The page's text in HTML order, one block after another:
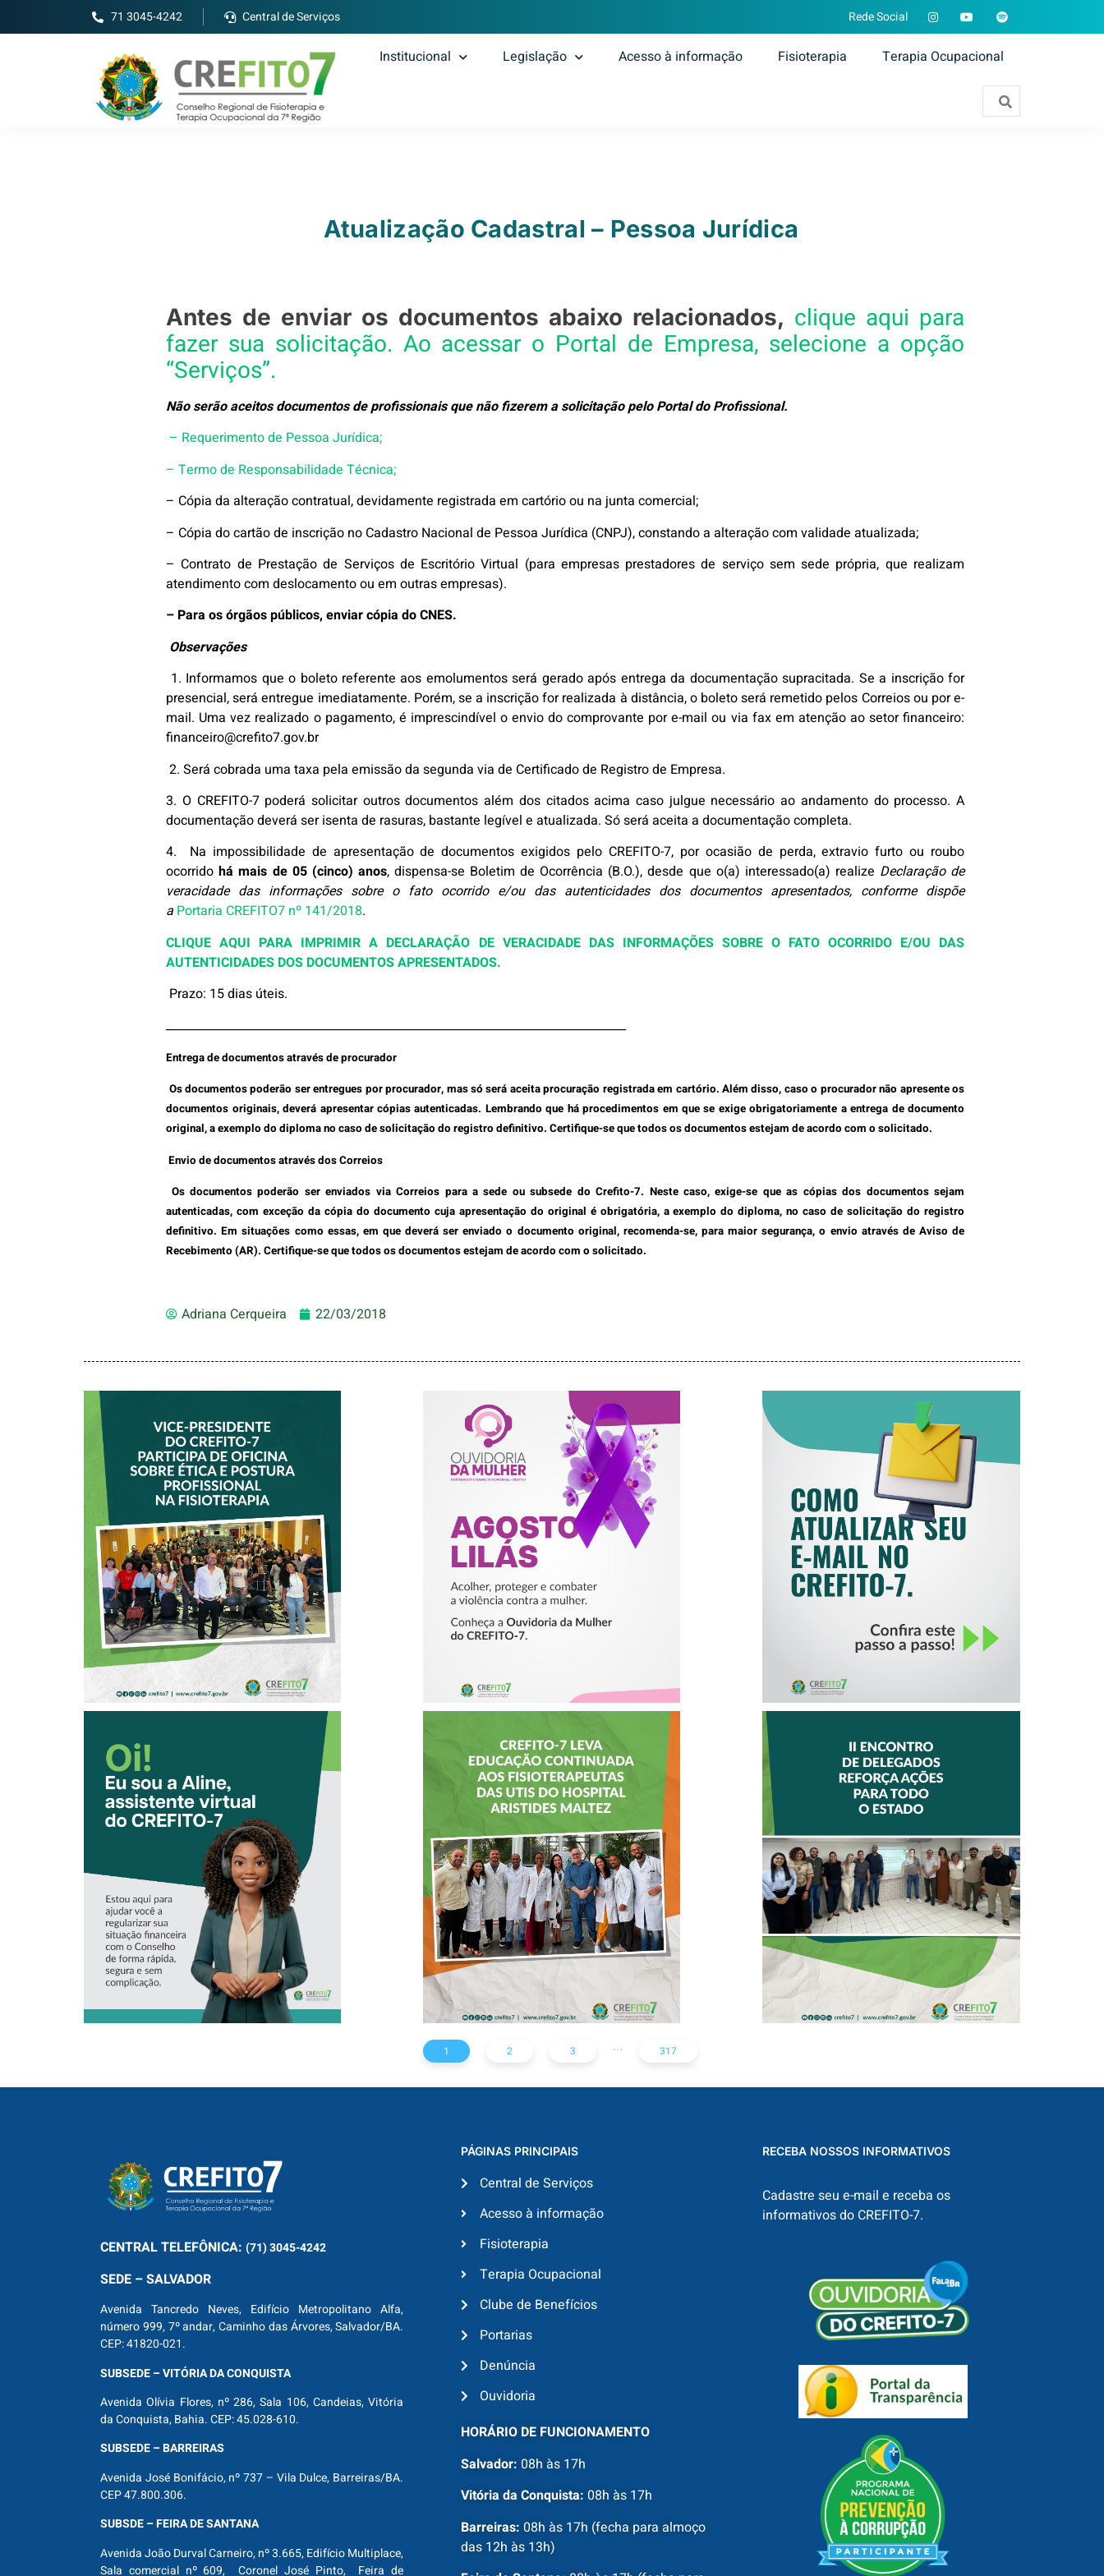
71 3045-4242 Central de Serviços Rede Social
Institucional Legislação Acesso à informação Fisioterapia Terapia Ocupacional
Atualização Cadastral – Pessoa Jurídica
Antes de enviar os documentos abaixo relacionados, clique aqui para
fazer sua solicitação. Ao acessar o Portal de Empresa, selecione a opção
“Serviços”.
Não serão aceitos documentos de profissionais que não fizerem a solicitação pelo Portal do Profissional.
– Requerimento de Pessoa Jurídica;
– Termo de Responsabilidade Técnica;
– Cópia da alteração contratual, devidamente registrada em cartório ou na junta comercial;
– Cópia do cartão de inscrição no Cadastro Nacional de Pessoa Jurídica (CNPJ), constando a alteração com validade atualizada;
– Contrato de Prestação de Serviços de Escritório Virtual (para empresas prestadores de serviço sem sede própria, que realizam
atendimento com deslocamento ou em outras empresas).
– Para os órgãos públicos, enviar cópia do CNES.
Observações
1. Informamos que o boleto referente aos emolumentos será gerado após entrega da documentação supracitada. Se a inscrição for
presencial, será entregue imediatamente. Porém, se a inscrição for realizada à distância, o boleto será remetido pelos Correios ou por e-
mail. Uma vez realizado o pagamento, é imprescindível o envio do comprovante por e-mail ou via fax em atenção ao setor financeiro:
financeiro@crefito7.gov.br
2. Será cobrada uma taxa pela emissão da segunda via de Certificado de Registro de Empresa.
3. O CREFITO-7 poderá solicitar outros documentos além dos citados acima caso julgue necessário ao andamento do processo. A
documentação deverá ser isenta de rasuras, bastante legível e atualizada. Só será aceita a documentação completa.
4. Na impossibilidade de apresentação de documentos exigidos pelo CREFITO-7, por ocasião de perda, extravio furto ou roubo
ocorridohá mais de 05 (cinco) anos, dispensa-se Boletim de Ocorrência (B.O.), desde que o(a) interessado(a) realize Declaração de
veracidade das informações sobre o fato ocorrido e/ou das autenticidades dos documentos apresentados, conforme dispõe
a Portaria CREFITO7 nº 141/2018.
CLIQUE AQUI PARA IMPRIMIR A DECLARAÇÃO DE VERACIDADE DAS INFORMAÇÕES SOBRE O FATO OCORRIDO E/OU DAS
AUTENTICIDADES DOS DOCUMENTOS APRESENTADOS.
Prazo: 15 dias úteis.
________________________________________________________________________________
Entrega de documentos através de procurador
Os documentos poderão ser entregues por procurador, mas só será aceita procuração registrada em cartório. Além disso, caso o procurador não apresente os
documentos originais, deverá apresentar cópias autenticadas. Lembrando que há procedimentos em que se exige obrigatoriamente a entrega de documento
original, a exemplo do diploma no caso de solicitação do registro definitivo. Certifique-se que todos os documentos estejam de acordo com o solicitado.
Envio de documentos através dos Correios
Os documentos poderão ser enviados via Correios para a sede ou subsede do Crefito-7. Neste caso, exige-se que as cópias dos documentos sejam
autenticadas, com exceção da cópia do documento cuja apresentação do original é obrigatória, a exemplo do diploma, no caso de solicitação do registro
definitivo. Em situações como essas, em que deverá ser enviado o documento original, recomenda-se, para maior segurança, o envio através de Aviso de
Recebimento (AR). Certifique-se que todos os documentos estejam de acordo com o solicitado.
Adriana Cerqueira 22/03/2018
VICE-PRESIDENTE
DO CREFITO-7
PARTICIPA DE
OFICINA SOBRE
ÉTICA E POSTURA
PROFISSIONAL NA
FISIOTERAPIA
AGOSTO LILÁS –
ACOLHER,
PROTEGER E
COMBATER A
VIOLÊNCIA
CONTRA A
MULHER
COMO ATUALIZAR
SEU E-MAIL NO
CREFITO-7
CONHEÇA A
‘ALINE’,
ASSISTENTE
VIRTUAL DO
CREFITO-7
CREFITO-7 LEVA
EDUCAÇÃO
CONTINUADA AOS
FISIOTERAPEUTAS
DAS UTIs DO
HOSPITAL
ARISTIDES
MALTEZ
II ENCONTRO DE
REFORÇA AÇÕES
PARA TODO O
ESTADO
1 2 3 ... 317
CENTRALTELEFÔNICA: (71) 3045-4242
SEDE – SALVADOR
Avenida Tancredo Neves, Edifício Metropolitano Alfa,
número 999, 7º andar, Caminho das Árvores, Salvador/BA.
CEP: 41820-021.
SUBSEDE – VITÓRIA DA CONQUISTA
Avenida Olívia Flores, nº 286, Sala 106, Candeias, Vitória
da Conquista, Bahia. CEP: 45.028-610.
SUBSEDE – BARREIRAS
Avenida José Bonifácio, nº 737 – Vila Dulce, Barreiras/BA.
CEP 47.800.306.
SUBSDE – FEIRA DE SANTANA
Avenida João Durval Carneiro, nº 3.665, Edifício Multiplace,
Sala comercial nº 609, Coronel José Pinto, Feira de
PÁGINAS PRINCIPAIS
Central de Serviços
Acesso à informação
Fisioterapia
Terapia Ocupacional
Clube de Benefícios
Portarias
Denúncia
Ouvidoria
HORÁRIO DE FUNCIONAMENTO
Salvador: 08h às 17h
Vitória da Conquista: 08h às 17h
Barreiras: 08h às 17h (fecha para almoço
das 12h às 13h)
RECEBA NOSSOS INFORMATIVOS
Cadastre seu e-mail e receba os
informativos do CREFITO-7.